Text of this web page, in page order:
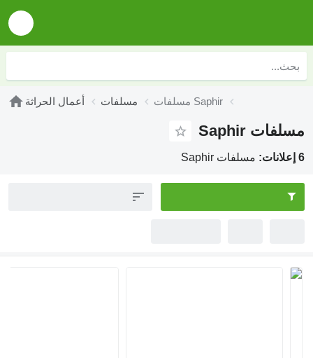
أعمال الحراثة مسلفات مسلفات Saphir
مسلفات Saphir
6 إعلانات: مسلفات Saphir